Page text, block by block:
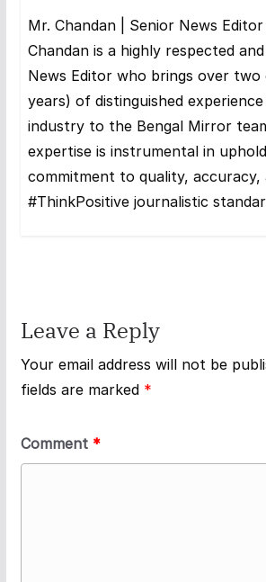
Mr. Chandan | Senior News
Chandan is a highly respected
News Editor who brings over two
years) of distinguished
industry to the Bengal Mirror
expertise is instrumental in
commitment to quality, accuracy,
#ThinkPositive journalistic
Leave a Reply
Your email address will not be
fields are marked *
Comment *